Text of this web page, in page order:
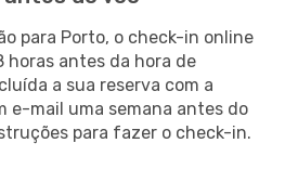
para Porto, o check-in online
horas antes da hora de
a sua reserva com a
e-mail uma semana antes do
para fazer o check-in.